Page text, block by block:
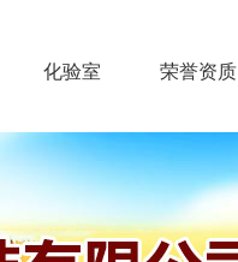
化验室 荣誉资质